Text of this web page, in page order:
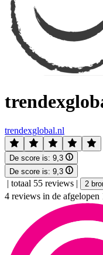
trendexglobal.nl
De score is: 9,3
De score is: 9,3
| totaal 55 reviews | 2
4 reviews in de afgelopen